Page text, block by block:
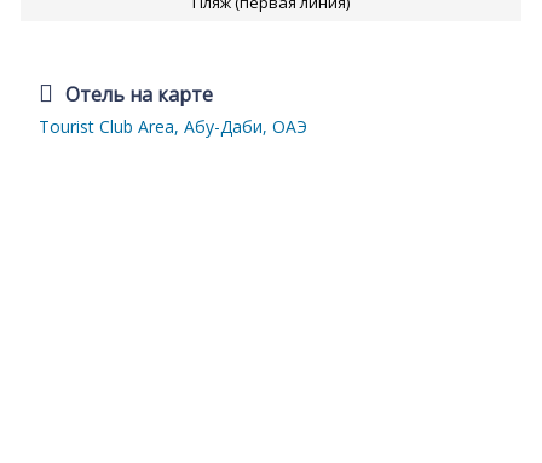
Отель на карте
Tourist Club Area, Абу-Даби, ОАЭ